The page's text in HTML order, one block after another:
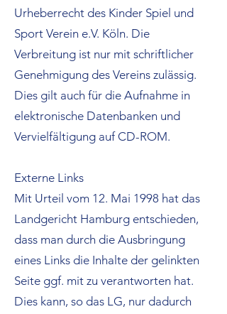
Urheberrecht des Kinder Spiel und
Sport Verein e.V. Köln. Die
Verbreitung ist nur mit schriftlicher
Genehmigung des Vereins zulässig.
Dies gilt auch für die Aufnahme in
elektronische Datenbanken und
Vervielfältigung auf CD-ROM.
Externe Links
Mit Urteil vom 12. Mai 1998 hat das
Landgericht Hamburg entschieden,
dass man durch die Ausbringung
eines Links die Inhalte der gelinkten
Seite ggf. mit zu verantworten hat.
Dies kann, so das LG, nur dadurch